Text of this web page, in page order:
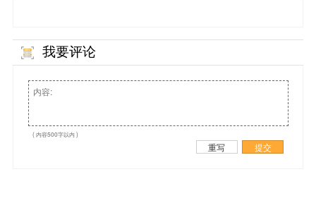
我要评论
( 内容500字以内 )
重写 提交